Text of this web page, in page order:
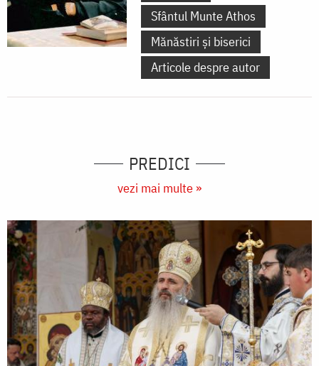
Sfântul Munte Athos
Mănăstiri și biserici
Articole despre autor
PREDICI
vezi mai multe »